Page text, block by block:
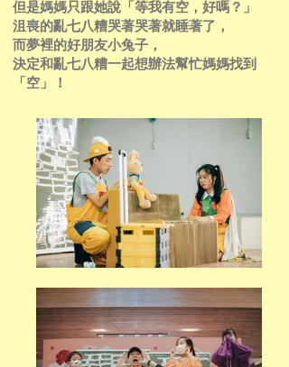
但是媽媽只跟她說「等我有空，好嗎？」
沮喪的亂七八糟哭著哭著就睡著了，
而夢裡的好朋友小兔子，
決定和亂七八糟一起想辦法幫忙媽媽找到
「空」！